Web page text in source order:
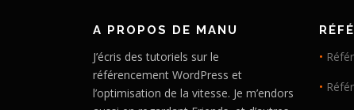
A PROPOS DE MANU
J’écris des tutoriels sur le
référencement WordPress et
l’optimisation de la vitesse. Je m’endors
•
•